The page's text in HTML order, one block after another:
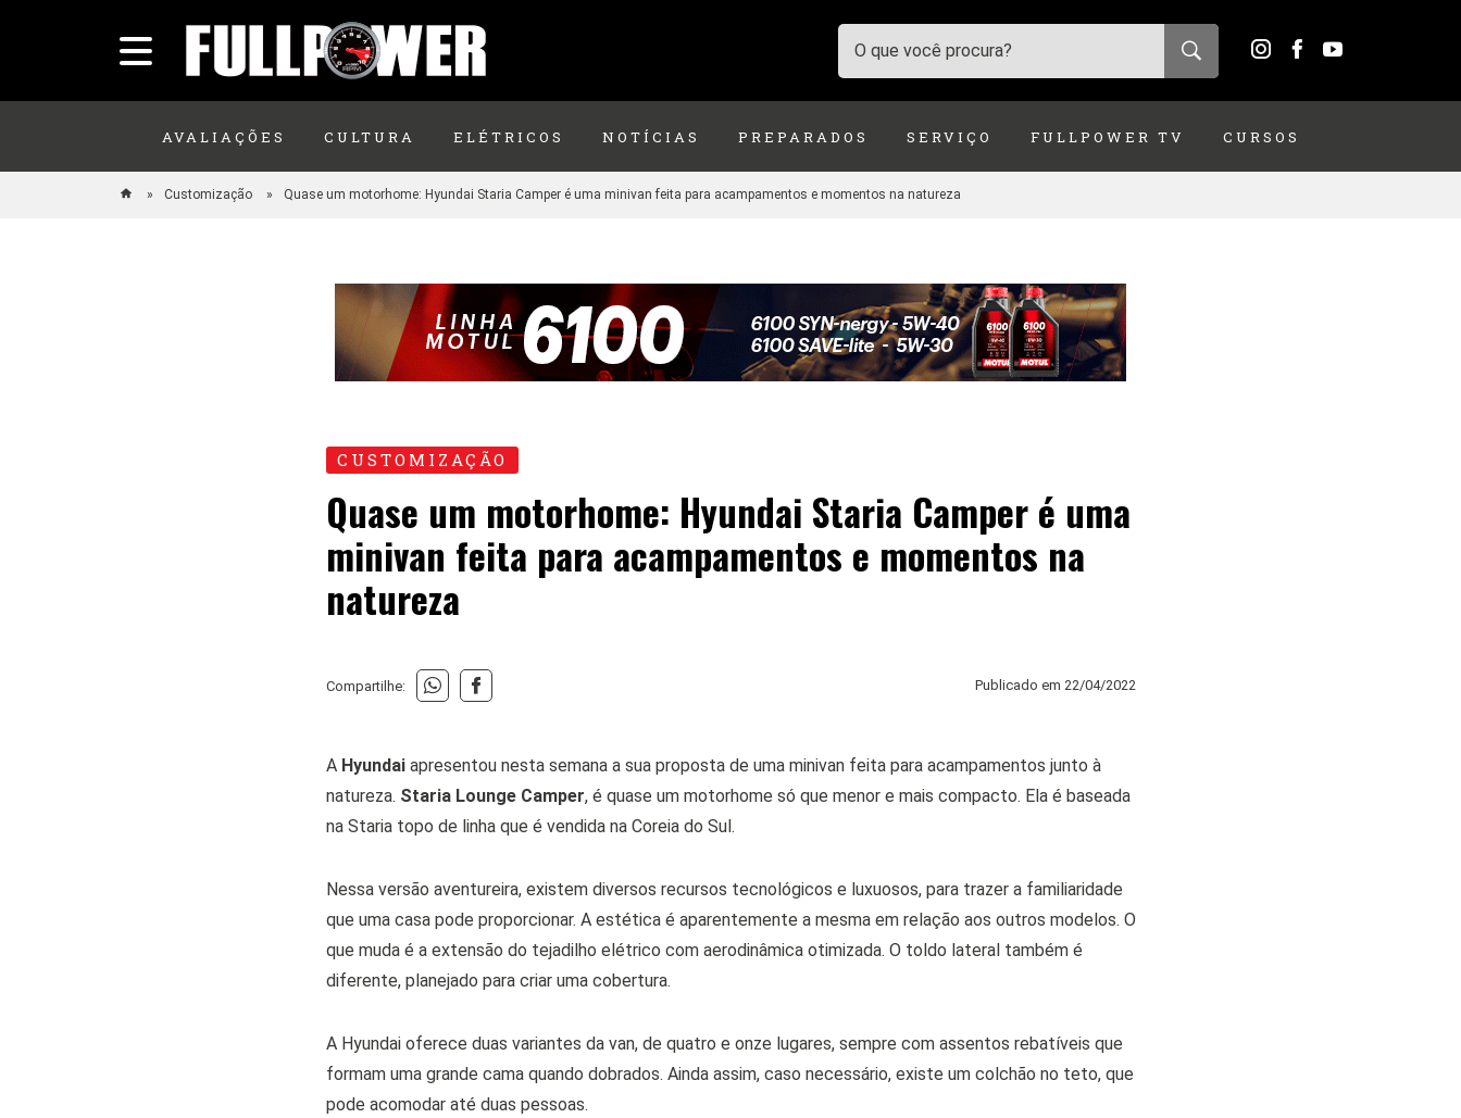
AVALIAÇÕES CULTURA ELÉTRICOS NOTÍCIAS PREPARADOS SERVIÇO FULLPOWER TV CURSOS
Customização Quase um motorhome: Hyundai Staria Camper é uma minivan feita para acampamentos e momentos na natureza
CUSTOMIZAÇÃO
Quase um motorhome: Hyundai Staria Camper é uma
minivan feita para acampamentos e momentos na
natureza
Compartilhe: Publicado em 22/04/2022
A Hyundaiapresentou nesta semana a sua proposta de uma minivan feita para acampamentos junto à
natureza. Staria Lounge Camper, é quase um motorhome só que menor e mais compacto. Ela é baseada
na Staria topo de linha que é vendida na Coreia do Sul.
Nessa versão aventureira, existem diversos recursos tecnológicos e luxuosos, para trazer a familiaridade
que uma casa pode proporcionar. A estética é aparentemente a mesma em relação aos outros modelos. O
que muda é a extensão do tejadilho elétrico com aerodinâmica otimizada. O toldo lateral também é
diferente, planejado para criar uma cobertura.
A Hyundai oferece duas variantes da van, de quatro e onze lugares, sempre com assentos rebatíveis que
formam uma grande cama quando dobrados. Ainda assim, caso necessário, existe um colchão no teto, que
pode acomodar até duas pessoas.